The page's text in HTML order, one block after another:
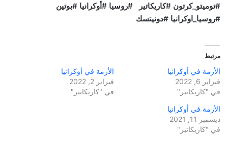
#توميتو_كرتون #كاريكاتير #روسيا #أوكرانيا #بوتين
#روسيا_اوكرانيا #دونيتسك
مرتبط
الأزمة في أوكرانيا
فبراير 6, 2022
في "كاريكاتير"
الأزمة في أوكرانيا
فبراير 2, 2022
في "كاريكاتير"
الأزمة في أوكرانيا
ديسمبر 11, 2021
في "كاريكاتير"